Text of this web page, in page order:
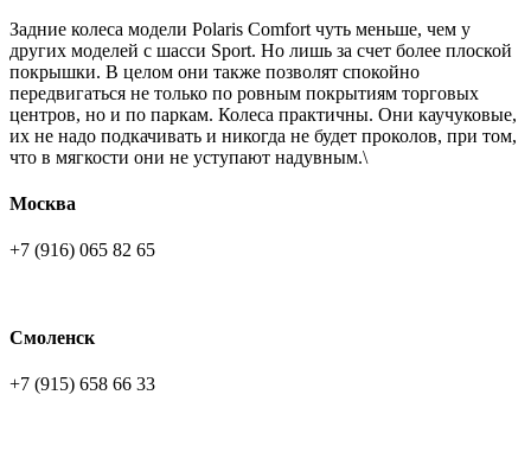
Задние колеса модели Polaris Comfort чуть меньше, чем у
других моделей с шасси Sport. Но лишь за счет более плоской
покрышки. В целом они также позволят спокойно
передвигаться не только по ровным покрытиям торговых
центров, но и по паркам. Колеса практичны. Они каучуковые,
их не надо подкачивать и никогда не будет проколов, при том,
что в мягкости они не уступают надувным.\
Москва
+7 (916) 065 82 65
Смоленск
+7 (915) 658 66 33